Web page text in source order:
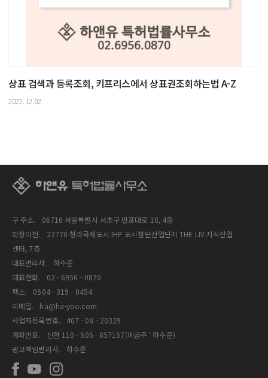
상표 검색과 등록조회, 키프리스에서 상표권조회하는법 A-Z
2022.12.02
구 주소.
06716 서울특별시 서초구 반포대로 18, 4층
확장이전.
22770 청라국제도시 IHP 도시첨단산업단지 THE LIV 지식산업
센터, 7층
대표변리사.
하수준
대표전화.
02 - 6956 - 0870
팩스.
0504 - 319 - 0454
이메일.
ha@ha-yoo.com
사업자등록번호.
407 - 08 - 20329
계좌번호.
신한 110 - 505 - 857157(예금주 : 하수준)
광고책임변리사.
하수준